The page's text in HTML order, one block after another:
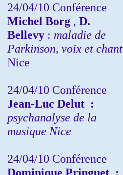
24/04/10 Conférence
Michel Borg , D.
Bellevy : maladie de
Parkinson, voix et chant
Nice
24/04/10 Conférence
Jean-Luc Delut :
psychanalyse de la
musique Nice
24/04/10 Conférence
Dominique Pringuet :